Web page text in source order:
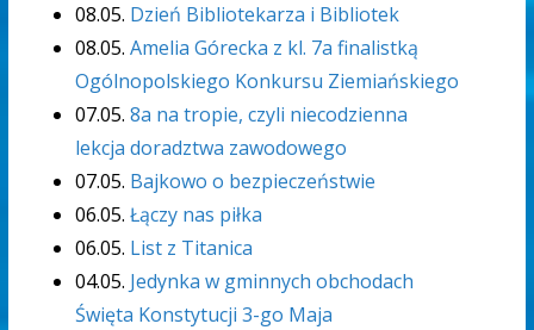
08.05. Dzień Bibliotekarza i Bibliotek
08.05. Amelia Górecka z kl. 7a finalistką
Ogólnopolskiego Konkursu Ziemiańskiego
07.05. 8a na tropie, czyli niecodzienna
lekcja doradztwa zawodowego
07.05. Bajkowo o bezpieczeństwie
06.05. Łączy nas piłka
06.05. List z Titanica
04.05. Jedynka w gminnych obchodach
Święta Konstytucji 3-go Maja